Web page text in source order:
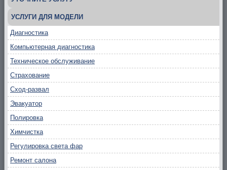
УСЛУГИ ДЛЯ МОДЕЛИ
Диагностика
Компьютерная диагностика
Техническое обслуживание
Страхование
Сход-развал
Эвакуатор
Полировка
Химчистка
Регулировка света фар
Ремонт салона